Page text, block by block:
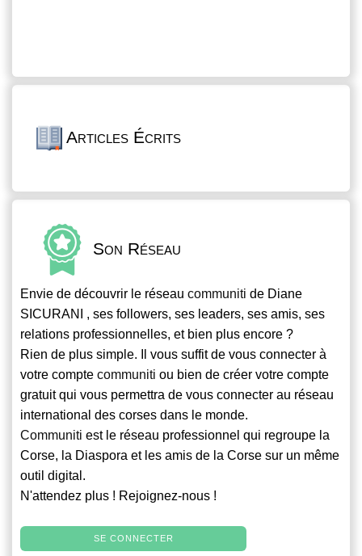
Articles Écrits
Son Réseau
Envie de découvrir le réseau communiti de Diane
SICURANI , ses followers, ses leaders, ses amis, ses
relations professionnelles, et bien plus encore ?
Rien de plus simple. Il vous suffit de vous connecter à
votre compte communiti ou bien de créer votre compte
gratuit qui vous permettra de vous connecter au réseau
international des corses dans le monde.
Communiti est le réseau professionnel qui regroupe la
Corse, la Diaspora et les amis de la Corse sur un même
outil digital.
N'attendez plus ! Rejoignez-nous !
SE CONNECTER